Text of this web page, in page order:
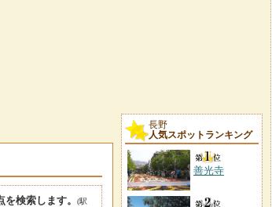
を検索します。
(駅
長野
人気スポットランキング
善光寺